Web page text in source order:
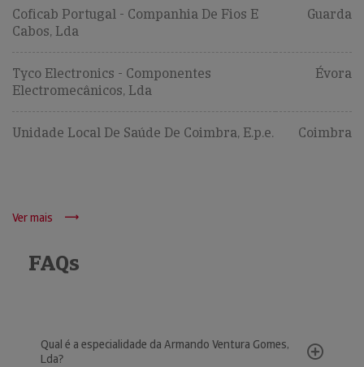
Coficab Portugal - Companhia De Fios E
Cabos, Lda
Guarda
Tyco Electronics - Componentes
Electromecânicos, Lda
Évora
Unidade Local De Saúde De Coimbra, E.p.e. Coimbra
Ver mais
FAQs
Qual é a especialidade da Armando Ventura Gomes,
Lda?